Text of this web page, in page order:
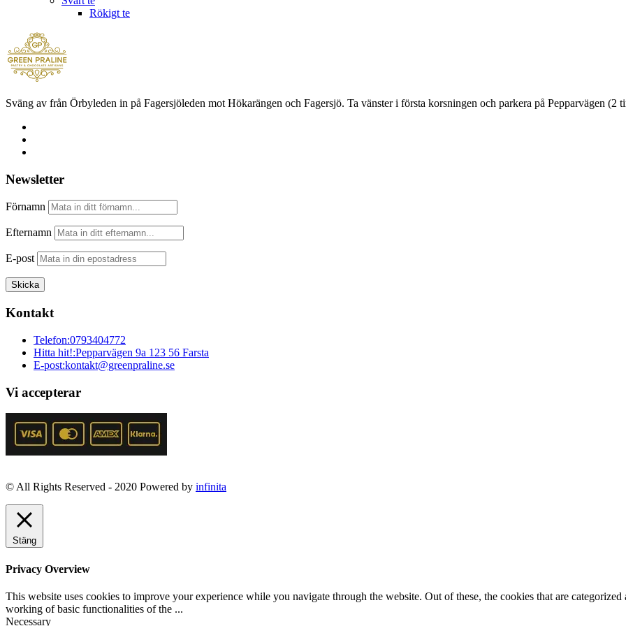
Rökigt te
Sväng av från Örbyleden in på Fagersjöleden mot Hökarängen och Fagersjö. Ta vänster i första korsningen och parkera på Pepparvägen
Newsletter
Förnamn
Efternamn
E-post
Kontakt
Telefon:0793404772
Hitta hit!:Pepparvägen 9a 123 56 Farsta
E-post:kontakt@greenpraline.se
Vi accepterar
© All Rights Reserved - 2020 Powered by infinita
Stäng
Privacy Overview
This website uses cookies to improve your experience while you navigate through the website. Out of these, the cookies that are categorized
working of basic functionalities of the ...
Necessary